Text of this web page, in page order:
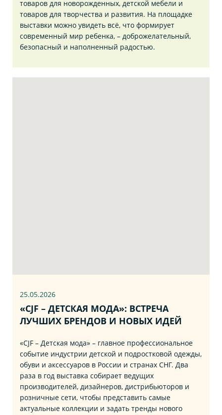
товаров для новорожденных, детской мебели и
товаров для творчества и развития. На площадке
выставки можно увидеть всё, что формирует
современный мир ребенка, – доброжелательный,
безопасный и наполненный радостью.
25.05.2026
«CJF – ДЕТСКАЯ МОДА»: ВСТРЕЧА
ЛУЧШИХ БРЕНДОВ И НОВЫХ ИДЕЙ
«CJF – Детская мода» – главное профессиональное
событие индустрии детской и подростковой одежды,
обуви и аксессуаров в России и странах СНГ. Два
раза в год выставка собирает ведущих
производителей, дизайнеров, дистрибьюторов и
розничные сети, чтобы представить самые
актуальные коллекции и задать тренды нового